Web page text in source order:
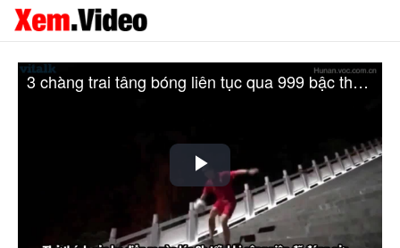
Play
Video
3 chàng trai tâng bóng liên tục qua 999 bậc thang trên 'cổng Thiên Đường' ở Trương Gia Giới